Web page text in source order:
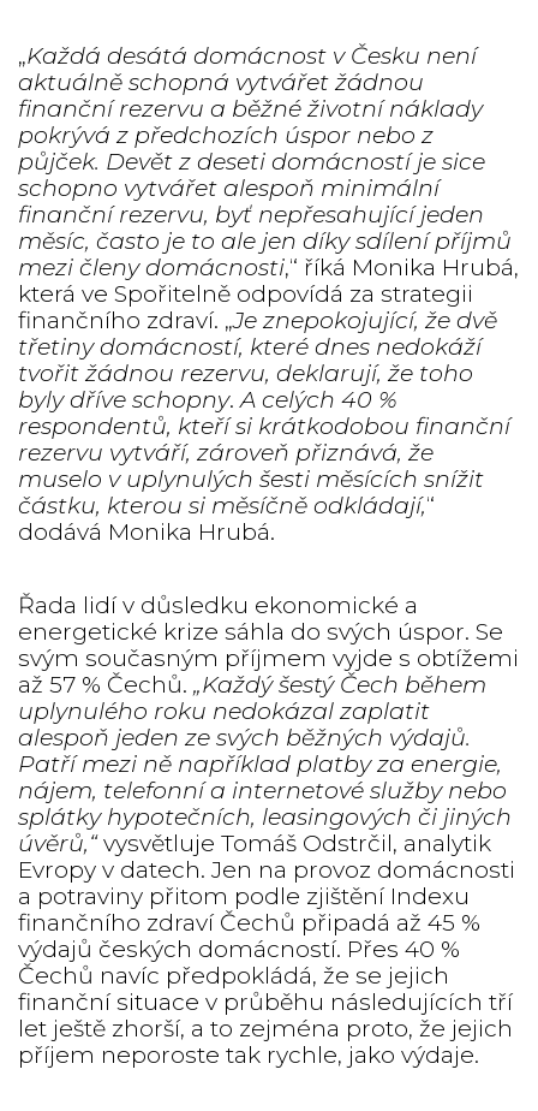
„Každá desátá domácnost v Česku není
aktuálně schopná vytvářet žádnou
finanční rezervu a běžné životní náklady
pokrývá z předchozích úspor nebo z
půjček. Devět z deseti domácností je sice
schopno vytvářet alespoň minimální
finanční rezervu, byť nepřesahující jeden
měsíc, často je to ale jen díky sdílení příjmů
mezi členy domácnosti,“ říká Monika Hrubá,
která ve Spořitelně odpovídá za strategii
finančního zdraví. „Je znepokojující, že dvě
třetiny domácností, které dnes nedokáží
tvořit žádnou rezervu, deklarují, že toho
byly dříve schopny.A celých 40 %
respondentů, kteří si krátkodobou finanční
rezervu vytváří, zároveň přiznává, že
muselo v uplynulých šesti měsících snížit
částku, kterou si měsíčně odkládají,“
dodává Monika Hrubá.
Řada lidí v důsledku ekonomické a
energetické krize sáhla do svých úspor. Se
svým současným příjmem vyjde s obtížemi
až 57 % Čechů.„Každý šestý Čech během
uplynulého roku nedokázal zaplatit
alespoň jeden ze svých běžných výdajů.
Patří mezi ně například platby za energie,
nájem, telefonní a internetové služby nebo
splátky hypotečních, leasingových či jiných
úvěrů,“vysvětluje Tomáš Odstrčil, analytik
Evropy v datech. Jen na provoz domácnosti
a potraviny přitom podle zjištění Indexu
finančního zdraví Čechů připadá až 45 %
výdajů českých domácností. Přes 40 %
Čechů navíc předpokládá, že se jejich
finanční situace v průběhu následujících tří
let ještě zhorší, a to zejména proto, že jejich
příjem neporoste tak rychle, jako výdaje.